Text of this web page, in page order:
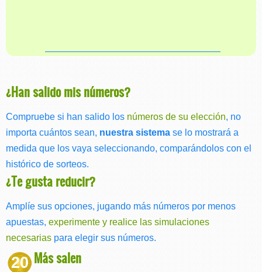
¿Han salido mis números?
Compruebe si han salido los números de su elección, no
importa cuántos sean, nuestra sistema se lo mostrará a
medida que los vaya seleccionando, comparándolos con el
histórico de sorteos.
¿Te gusta reducir?
Amplíe sus opciones, jugando más números por menos
apuestas, experimente y realice las simulaciones
necesarias para elegir sus números.
20 Más salen